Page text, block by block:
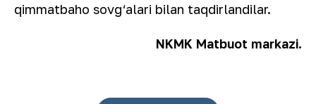
qimmatbaho sovg‘alari bilan taqdirlandilar.
NKMK Matbuot markazi.